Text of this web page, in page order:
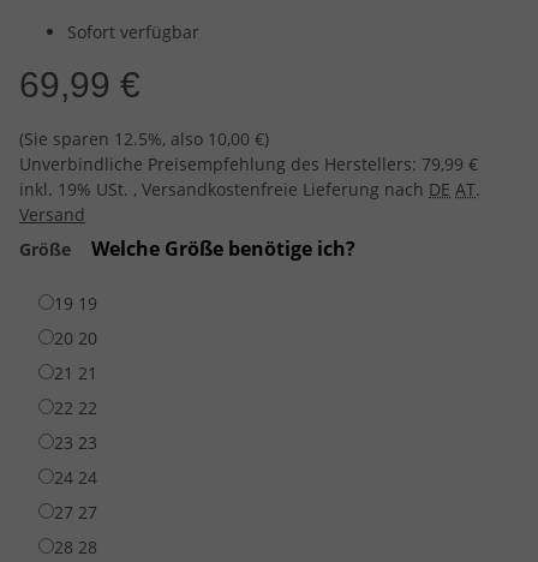
Sofort verfügbar
69,99 €
(Sie sparen 12.5%, also 10,00 €)
Unverbindliche Preisempfehlung des Herstellers: 79,99 €
inkl. 19% USt. , Versandkostenfreie Lieferung nach DE AT.
Versand
Größe
Welche Größe benötige ich?
19 19
20 20
21 21
22 22
23 23
24 24
27 27
28 28